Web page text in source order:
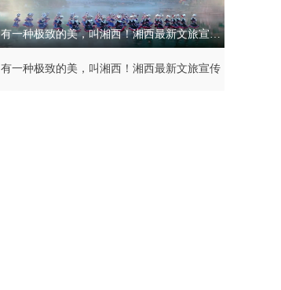
有一种极致的美，叫湘西！湘西最新文旅宣传片
有一种极致的美，叫湘西！湘西最新文旅宣传